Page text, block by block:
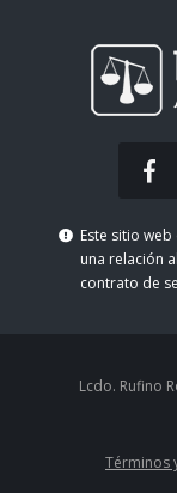
Este sitio
una relación
contrato de
Lcdo. Rufino
Términos